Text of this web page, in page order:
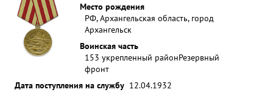
Место рождения
РФ, Архангельская область, город
Архангельск
Воинская часть
153 укрепленный районРезервный
фронт
Дата поступления на службу 12.04.1932